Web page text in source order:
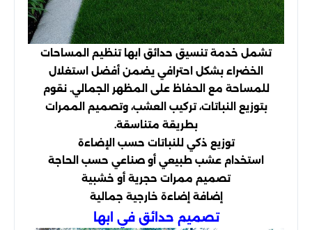
تشمل خدمة تنسيق حدائق ابها تنظيم المساحات
الخضراء بشكل احترافي يضمن أفضل استغلال
للمساحة مع الحفاظ على المظهر الجمالي. نقوم
بتوزيع النباتات، تركيب العشب، وتصميم الممرات
بطريقة متناسقة.
توزيع ذكي للنباتات حسب الإضاءة
استخدام عشب طبيعي أو صناعي حسب الحاجة
تصميم ممرات حجرية أو خشبية
إضافة إضاءة خارجية جمالية
تصميم حدائق في ابها